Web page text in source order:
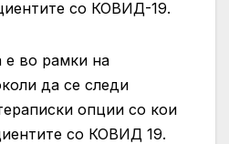
со КОВИД-19.
е во рамки на
да се следи
опции со кои
со КОВИД 19.